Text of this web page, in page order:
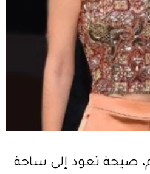
صيحة تعود إلى ساحة